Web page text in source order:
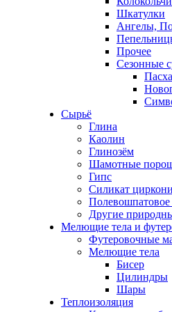
Шкатулки
Ангелы,
Прочее
Сезонные
Сырьё
Глина
Каолин
Глинозём
Шамотные
Гипс
Силикат
Полевошпатовое
Другие
Мелющие тела и
Футеровочные
Мелющие тела
Бисер
Цилиндры
Шары
Теплоизоляция